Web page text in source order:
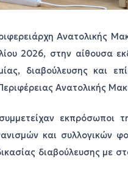
Ανατολικής
2026, στην αίθουσα
διαβούλευσης και
Ανατολικής
εκπρόσωποι
και συλλογικών
διαβούλευσης με